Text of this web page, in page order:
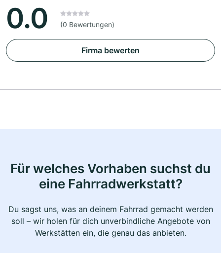
0.0 (0 Bewertungen)
Firma bewerten
Für welches Vorhaben suchst du
eine Fahrradwerkstatt?
Du sagst uns, was an deinem Fahrrad gemacht werden
soll – wir holen für dich unverbindliche Angebote von
Werkstätten ein, die genau das anbieten.